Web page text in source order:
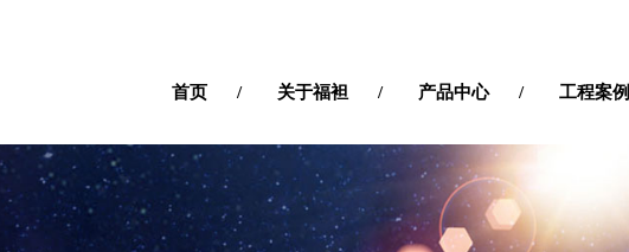
首页 关于福袒 产品中心 工程案例